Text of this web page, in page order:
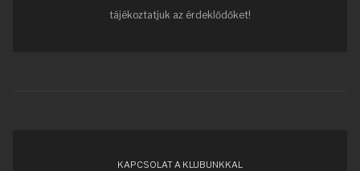
tájékoztatjuk az érdeklődőket!
KAPCSOLAT A KLUBUNKKAL